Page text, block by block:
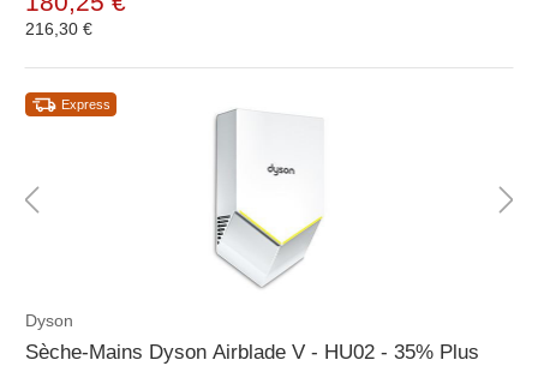
216,30 €
Express
Dyson
Sèche-Mains Dyson Airblade V - HU02 - 35% Plus